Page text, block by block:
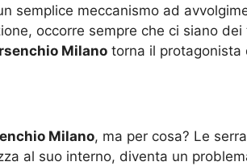
semplice meccanismo ad
occorre sempre che ci siano dei
Milano torna il protagonista
Milano, ma per cosa? Le
al suo interno, diventa un